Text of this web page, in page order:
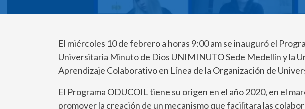
El miércoles 10 de febrero a horas 9:00 am se inauguró el
Universitaria Minuto de Dios UNIMINUTO Sede Medellín y la
Aprendizaje Colaborativo en Línea de la Organización de
El Programa ODUCOIL tiene su origen en el año 2020, en el
promover la creación de un mecanismo que facilitara las